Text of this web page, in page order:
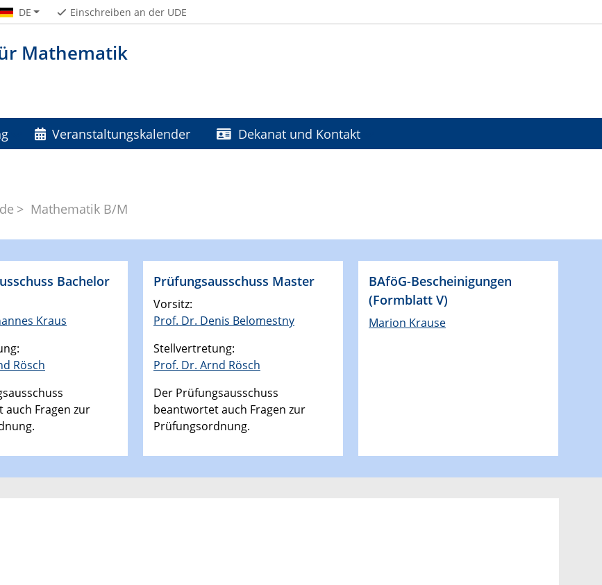
Mathematik
DE Einschreiben an der UDE
Veranstaltungskalender Dekanat und Kontakt
Mathematik B/M
Bachelor
Kraus
Rösch
auch Fragen zur
Prüfungsausschuss Master
Vorsitz:
Prof. Dr. Denis Belomestny
Stellvertretung:
Prof. Dr. Arnd Rösch
Der Prüfungsausschuss
beantwortet auch Fragen zur
Prüfungsordnung.
BAföG-Bescheinigungen
(Formblatt V)
Marion Krause